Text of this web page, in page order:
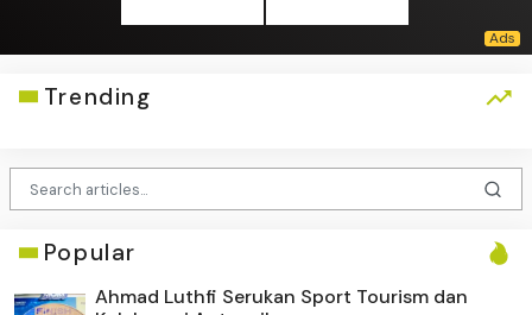
Trending
Popular
Ahmad Luthfi Serukan Sport Tourism dan